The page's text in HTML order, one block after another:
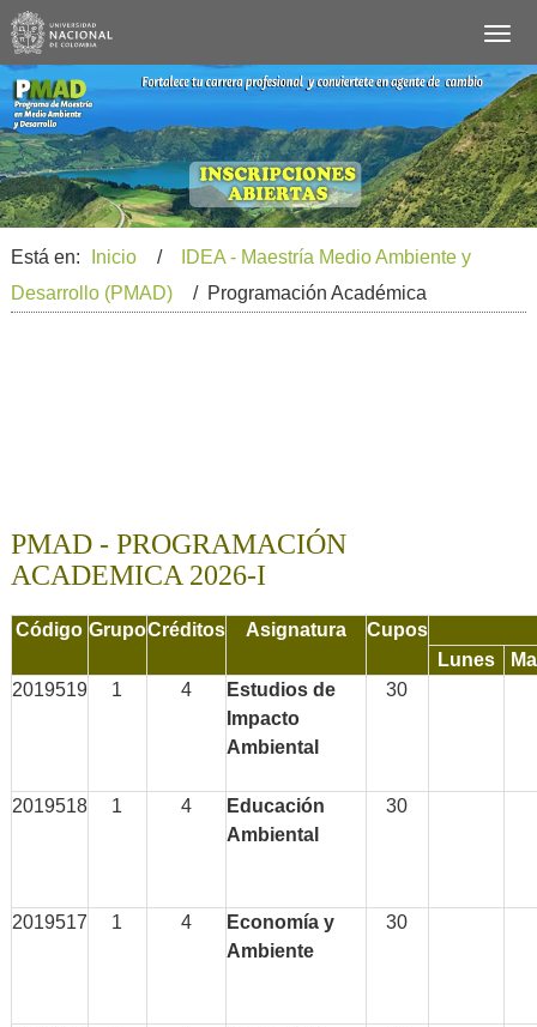
Está en: Inicio /
IDEA - Maestría Medio Ambiente y
Desarrollo (PMAD)
/ Programación Académica
PMAD - PROGRAMACIÓN
ACADEMICA 2026-I
Código GrupoCréditos Asignatura
Cupos
Lunes
2019519
1 4
Estudios de
Impacto
Ambiental
30
2019518 1 4
Educación
Ambiental
30
2019517 1 4
Economía y
Ambiente
30